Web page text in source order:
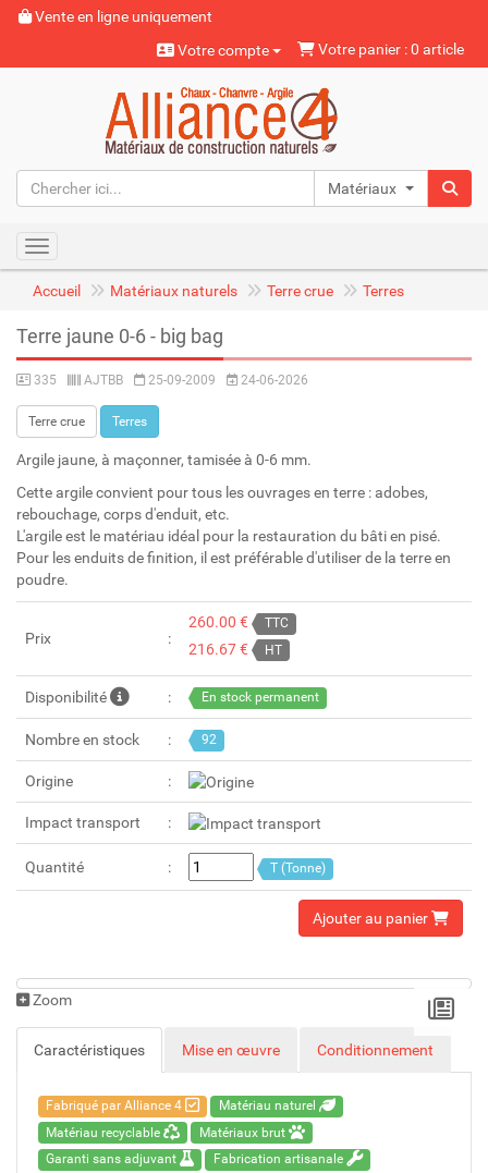
Vente en ligne uniquement
Votre compte
Votre panier : 0 article
Matériaux naturels
Toggle navigation
Accueil Matériaux naturels Terre crue Terres
Terre jaune 0-6 - big bag
335 AJTBB 25-09-2009 24-06-2026
Terre crue Terres
Argile jaune, à maçonner, tamisée à 0-6 mm.
Cette argile convient pour tous les ouvrages en terre : adobes,
rebouchage, corps d'enduit, etc.
L'argile est le matériau idéal pour la restauration du bâti en pisé.
Pour les enduits de finition, il est préférable d'utiliser de la terre en
poudre.
Prix
260.00 € TTC
216.67 € HT
Disponibilité En stock permanent
Nombre en stock 92
Origine
Impact transport
Quantité T (Tonne)
Ajouter au panier
Zoom
Caractéristiques Mise en œuvre Conditionnement
Fabriqué par Alliance 4
Matériau naturel
Matériau recyclable
Matériaux brut
Garanti sans adjuvant
Fabrication artisanale